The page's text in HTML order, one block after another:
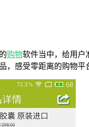
购物软件当中，给用户
，感受零距离的购物平